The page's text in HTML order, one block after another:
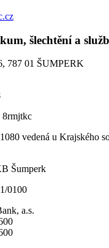
šlechtění a
787 01 ŠUMPERK
8rmjtkc
vedená u Krajského
Šumperk
0100
a.s.